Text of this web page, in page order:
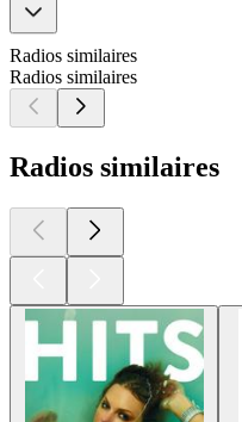
Radios similaires
Radios similaires
Radios similaires